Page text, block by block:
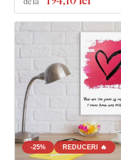
Dimensiunea
cârlig.
Dimensiunea
cârlige.
-25% REDUCERI 🔥